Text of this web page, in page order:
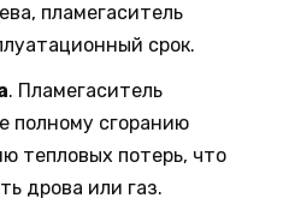
пламегаситель
срок.
. Пламегаситель
полному сгоранию
тепловых потерь, что
дрова или газ.